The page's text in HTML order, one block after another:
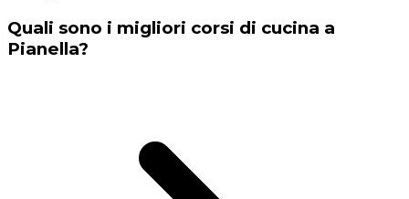
Quali sono i migliori corsi di cucina a
Pianella?